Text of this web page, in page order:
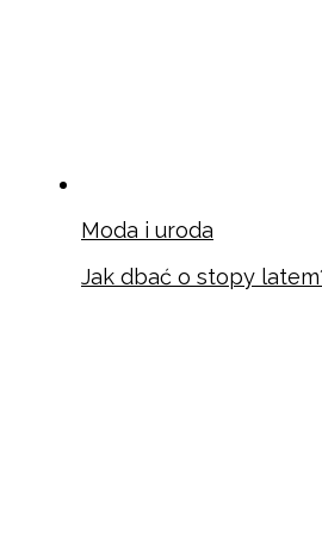
Moda i uroda
Jak dbać o stopy